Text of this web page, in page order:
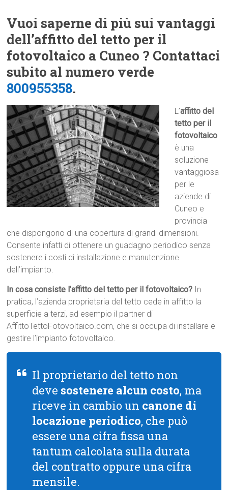
Vuoi saperne di più sui vantaggi
dell’affitto del tetto per il
fotovoltaico a Cuneo ? Contattaci
subito al numero verde
800955358.
L’affitto del
tetto per il
fotovoltaico
è una
soluzione
vantaggiosa
per le
aziende di
Cuneo e
provincia
che dispongono di una copertura di grandi dimensioni.
Consente infatti di ottenere un guadagno periodico senza
sostenere i costi di installazione e manutenzione
dell’impianto.
In cosa consiste l’affitto del tetto per il fotovoltaico? In
pratica, l’azienda proprietaria del tetto cede in affitto la
superficie a terzi, ad esempio il partner di
AffittoTettoFotovoltaico.com, che si occupa di installare e
gestire l’impianto fotovoltaico.
Il proprietario del tetto non
deve sostenere alcun costo, ma
riceve in cambio un canone di
locazione periodico, che può
essere una cifra fissa una
tantum calcolata sulla durata
del contratto oppure una cifra
mensile.